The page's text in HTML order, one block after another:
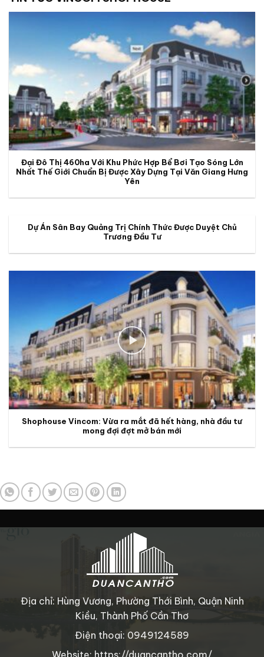
Đại Đô Thị 460ha Với Khu Phức Hợp Bể Bơi Tạo Sóng Lớn
Nhất Thế Giới Chuẩn Bị Được Xây Dựng Tại Văn Giang Hưng
Yên
Dự Án Sân Bay Quảng Trị Chính Thức Được Duyệt Chủ
Trương Đầu Tư
Shophouse Vincom: Vừa ra mắt đã hết hàng, nhà đầu tư
mong đợi đợt mở bán mới
Địa chỉ: Hùng Vương, Phường Thới Bình, Quận Ninh
Kiều, Thành Phố Cần Thơ
Điện thoại: 0949124589
Website: https://duancantho.com/